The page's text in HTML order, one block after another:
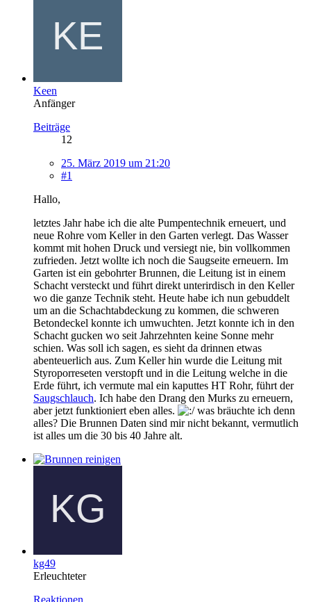
Keen
Anfänger
Beiträge
12
25. März 2019 um 21:20
#1
Hallo,
letztes Jahr habe ich die alte Pumpentechnik erneuert, und
neue Rohre vom Keller in den Garten verlegt. Das Wasser
kommt mit hohen Druck und versiegt nie, bin vollkommen
zufrieden. Jetzt wollte ich noch die Saugseite erneuern. Im
Garten ist ein gebohrter Brunnen, die Leitung ist in einem
Schacht versteckt und führt direkt unterirdisch in den Keller
wo die ganze Technik steht. Heute habe ich nun gebuddelt
um an die Schachtabdeckung zu kommen, die schweren
Betondeckel konnte ich umwuchten. Jetzt konnte ich in den
Schacht gucken wo seit Jahrzehnten keine Sonne mehr
schien. Was soll ich sagen, es sieht da drinnen etwas
abenteuerlich aus. Zum Keller hin wurde die Leitung mit
Styroporreseten verstopft und in die Leitung welche in die
Erde führt, ich vermute mal ein kaputtes HT Rohr, führt der
Saugschlauch. Ich habe den Drang den Murks zu erneuern,
aber jetzt funktioniert eben alles.
was bräuchte ich denn
alles? Die Brunnen Daten sind mir nicht bekannt, vermutlich
ist alles um die 30 bis 40 Jahre alt.
kg49
Erleuchteter
Reaktionen